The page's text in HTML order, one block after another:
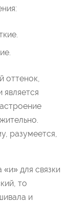
оттенок,
разумеется,
для связки
то
и